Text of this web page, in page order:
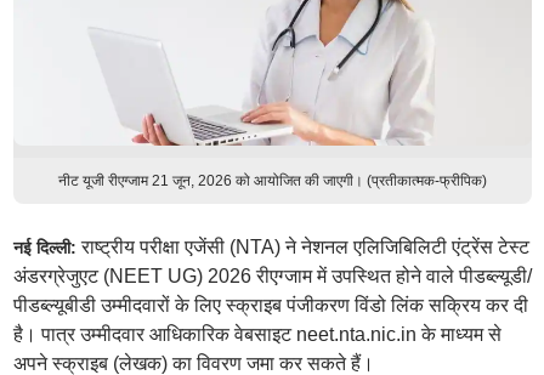
नीट यूजी रीएग्जाम 21 जून, 2026 को आयोजित की जाएगी। (प्रतीकात्मक-फ्रीपिक)
नई दिल्ली:राष्ट्रीय परीक्षा एजेंसी (NTA) ने नेशनल एलिजिबिलिटी एंट्रेंस टेस्ट
अंडरग्रेजुएट (NEET UG) 2026 रीएग्जाम में उपस्थित होने वाले पीडब्ल्यूडी/
पीडब्ल्यूबीडी उम्मीदवारों के लिए स्क्राइब पंजीकरण विंडो लिंक सक्रिय कर दी
है। पात्र उम्मीदवार आधिकारिक वेबसाइट neet.nta.nic.in के माध्यम से
अपने स्क्राइब (लेखक) का विवरण जमा कर सकते हैं।